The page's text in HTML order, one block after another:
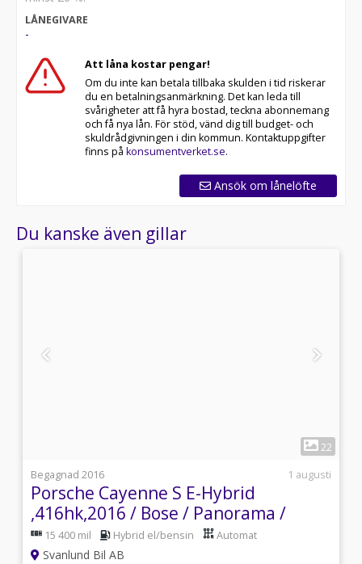
LÅNEGIVARE
-
Att låna kostar pengar!
Om du inte kan betala tillbaka skulden i tid riskerar
du en betalningsanmärkning. Det kan leda till
svårigheter att få hyra bostad, teckna abonnemang
och få nya lån. För stöd, vänd dig till budget- och
skuldrådgivningen i din kommun. Kontaktuppgifter
finns på konsumentverket.se.
Ansök om lånelöfte
Du kanske även gillar
22
Begagnad 2016
1 augusti
Porsche Cayenne S E-Hybrid
,416hk,2016 / Bose / Panorama /
Dragkrok /21
15 400 mil Hybrid el/bensin Automat
Svanlund Bil AB